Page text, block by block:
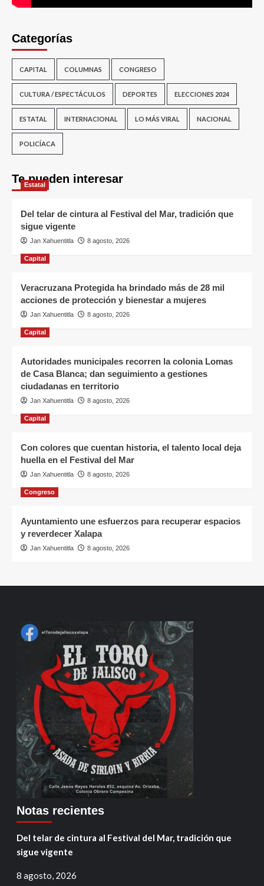
Categorías
CAPITAL COLUMNAS CONGRESO
CULTURA / ESPECTÁCULOS DEPORTES ELECCIONES 2024
ESTATAL INTERNACIONAL LO MÁS VIRAL NACIONAL
POLICÍACA
Te pueden interesar
Estatal
Del telar de cintura al Festival del Mar, tradición que
sigue vigente
Jan Xahuentitla 8 agosto, 2026
Capital
Veracruzana Protegida ha brindado más de 28 mil
acciones de protección y bienestar a mujeres
Jan Xahuentitla 8 agosto, 2026
Capital
Autoridades municipales recorren la colonia Lomas
de Casa Blanca; dan seguimiento a gestiones
ciudadanas en territorio
Jan Xahuentitla 8 agosto, 2026
Capital
Con colores que cuentan historia, el talento local deja
huella en el Festival del Mar
Jan Xahuentitla 8 agosto, 2026
Congreso
Ayuntamiento une esfuerzos para recuperar espacios
y reverdecer Xalapa
Jan Xahuentitla 8 agosto, 2026
Notas recientes
Del telar de cintura al Festival del Mar, tradición que
sigue vigente
8 agosto, 2026